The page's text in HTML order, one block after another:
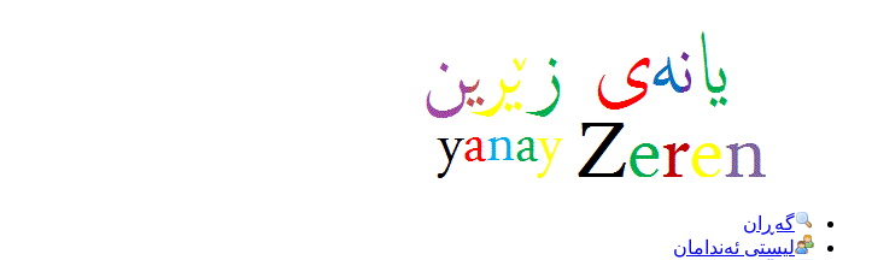
گه‌ڕان
لیستی ئه‌ندامان